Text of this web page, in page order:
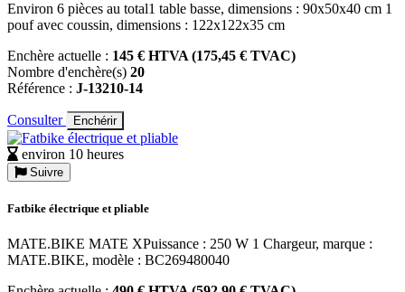
Environ 6 pièces au total1 table basse, dimensions : 90x50x40 cm 1
pouf avec coussin, dimensions : 122x122x35 cm
Enchère actuelle : 145 € HTVA (175,45 € TVAC)
Nombre d'enchère(s) 20
Référence : J-13210-14
Consulter Enchérir
environ 10 heures
Suivre
Fatbike électrique et pliable
MATE.BIKE MATE XPuissance : 250 W 1 Chargeur, marque :
MATE.BIKE, modèle : BC269480040